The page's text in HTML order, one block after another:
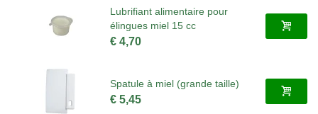
Lubrifiant alimentaire pour
élingues miel 15 cc
€ 4,70
Spatule à miel (grande taille)
€ 5,45